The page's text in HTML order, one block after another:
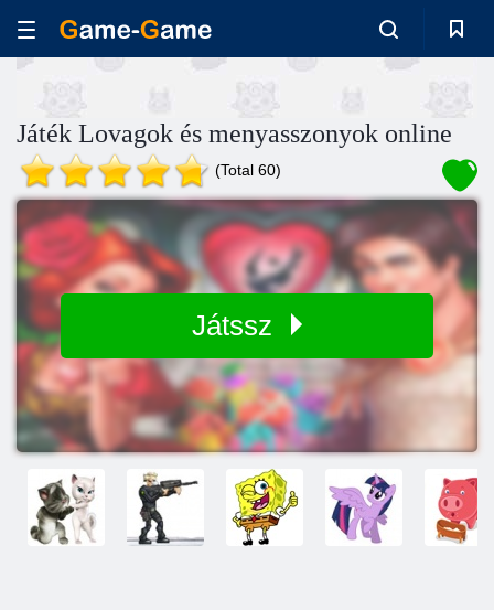
Játék Lovagok és menyasszonyok online
(Total 60)
Játssz